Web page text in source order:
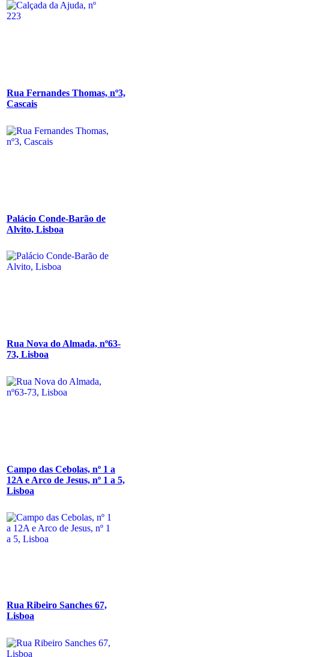
Rua Fernandes Thomas, nº3,
Cascais
Palácio Conde-Barão de
Alvito, Lisboa
Rua Nova do Almada, nº63-
73, Lisboa
Campo das Cebolas, nº 1 a
12A e Arco de Jesus, nº 1 a 5,
Lisboa
Rua Ribeiro Sanches 67,
Lisboa